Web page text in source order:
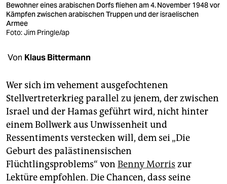
fragen & hilfe
unterstützen
epaper login
Bewohner eines arabischen Dorfs fliehen am 4. November 1948 vor
Kämpfen zwischen arabischen Truppen und der israelischen
Armee
Foto: Jim Pringle/ap
Von Klaus Bittermann
Wer sich im vehement ausgefochtenen
Stellvertreterkrieg parallel zu jenem, der zwischen
Israel und der Hamas geführt wird, nicht hinter
einem Bollwerk aus Unwissenheit und
Ressentiments verstecken will, dem sei „Die
Geburt des palästinensischen
Flüchtlingsproblems“ von Benny Morris zur
Lektüre empfohlen. Die Chancen, dass seine